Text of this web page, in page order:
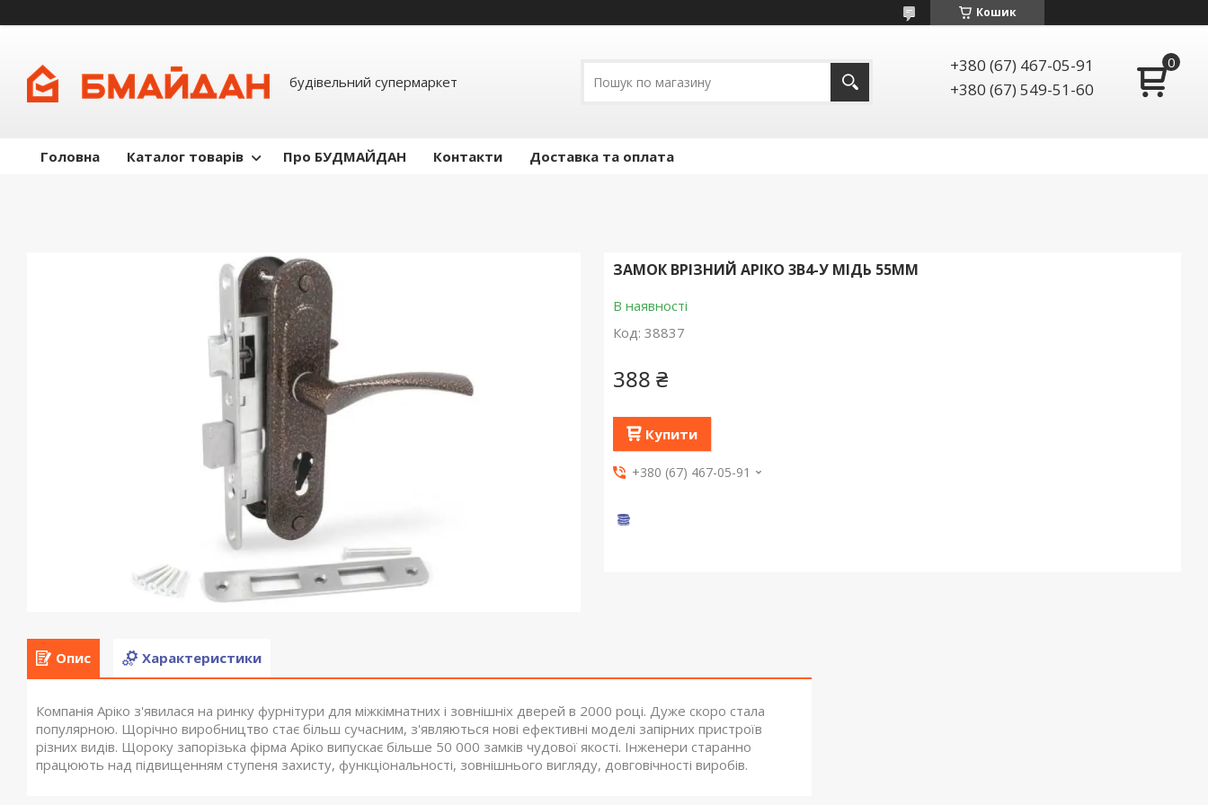
Кошик
будівельний супермаркет
+380 (67) 467-05-91
+380 (67) 549-51-60
Головна Каталог товарів Про БУДМАЙДАН Контакти Доставка та оплата
ЗАМОК ВРІЗНИЙ АРІКО 3В4-У МІДЬ 55ММ
В наявності
Код: 38837
388 ₴
Купити
+380 (67) 467-05-91
Опис Характеристики
Компанія Аріко з'явилася на ринку фурнітури для міжкімнатних і зовнішніх дверей в 2000 році. Дуже скоро стала
популярною. Щорічно виробництво стає більш сучасним, з'являються нові ефективні моделі запірних пристроїв
різних видів. Щороку запорізька фірма Аріко випускає більше 50 000 замків чудової якості. Інженери старанно
працюють над підвищенням ступеня захисту, функціональності, зовнішнього вигляду, довговічності виробів.